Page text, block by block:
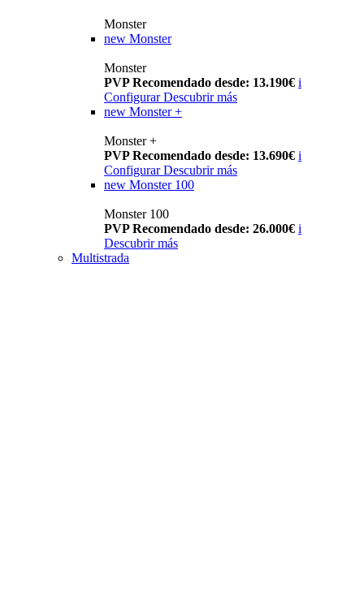
Monster
new Monster
Monster
PVP Recomendado desde: 13.190€ i
Configurar Descubrir más
new Monster +
Monster +
PVP Recomendado desde: 13.690€ i
Configurar Descubrir más
new Monster 100
Monster 100
PVP Recomendado desde: 26.000€ i
Descubrir más
Multistrada